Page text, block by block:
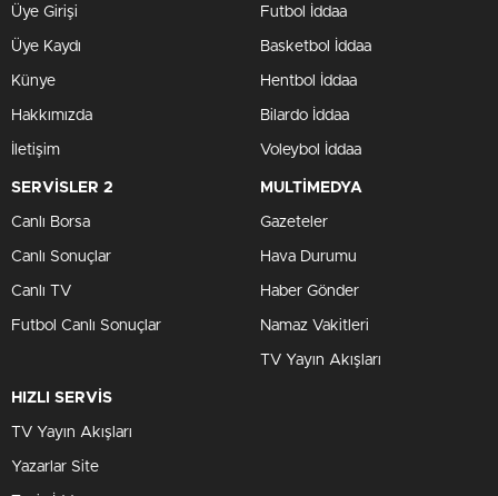
Üye Girişi
Üye Kaydı
Künye
Hakkımızda
İletişim
Futbol İddaa
Basketbol İddaa
Hentbol İddaa
Bilardo İddaa
Voleybol İddaa
SERVİSLER 2
Canlı Borsa
Canlı Sonuçlar
Canlı TV
Futbol Canlı Sonuçlar
MULTİMEDYA
Gazeteler
Hava Durumu
Haber Gönder
Namaz Vakitleri
TV Yayın Akışları
HIZLI SERVİS
TV Yayın Akışları
Yazarlar Site